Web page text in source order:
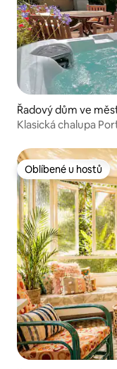
Řadový dům ve
Klasická chalupa
Oblíbené u hostů
Oblíbené u hostů